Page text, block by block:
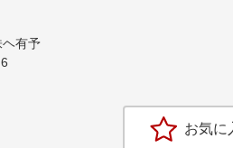
ヘ有予
お気に